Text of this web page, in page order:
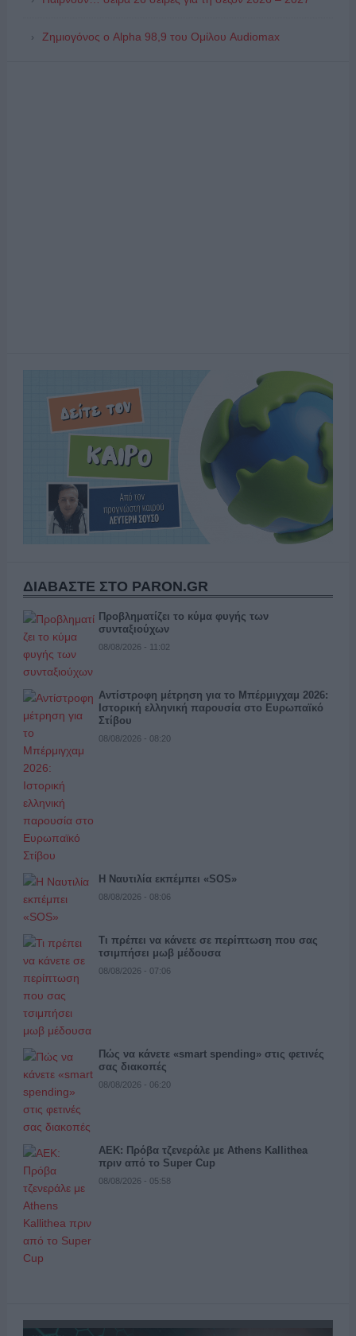
Ζημιογόνος ο Alpha 98,9 του Ομίλου Audiomax
ΔΙΑΒΑΣΤΕ ΣΤΟ PARON.GR
Προβληματίζει το κύμα φυγής των
συνταξιούχων
08/08/2026 - 11:02
Αντίστροφη μέτρηση για το Μπέρμιγχαμ 2026:
Ιστορική ελληνική παρουσία στο Ευρωπαϊκό
Στίβου
08/08/2026 - 08:20
Η Ναυτιλία εκπέμπει «SOS»
08/08/2026 - 08:06
Τι πρέπει να κάνετε σε περίπτωση που σας
τσιμπήσει μωβ μέδουσα
08/08/2026 - 07:06
Πώς να κάνετε «smart spending» στις φετινές
σας διακοπές
08/08/2026 - 06:20
ΑΕΚ: Πρόβα τζενεράλε με Athens Kallithea
πριν από το Super Cup
08/08/2026 - 05:58